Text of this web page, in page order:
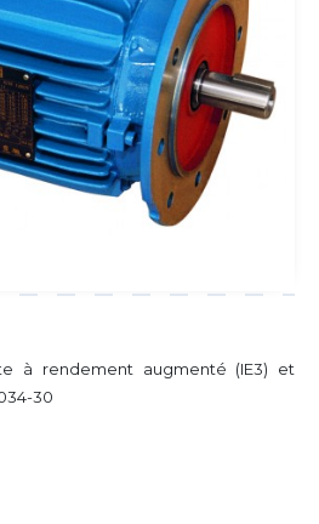
à rendement augmenté (IE3) et
30